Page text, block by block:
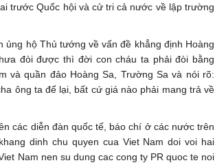
trước Quốc hội và cử tri cả nước về lập trường
ủng hộ Thủ tướng về vấn đề khẳng định Hoàng
đòi được thì đời con cháu ta phải đòi bằng
và quần đảo Hoàng Sa, Trường Sa và nói rõ:
ông ta để lại, bất cứ giá nào phải mang trả về
các diễn đàn quốc tế, báo chí ở các nước trên
dinh chu quyen cua Viet Nam doi voi hai
Nam nen su dung cac cong ty PR quoc te noi